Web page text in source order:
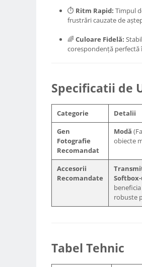
Only One Shoulder - SlingShot
Tocuri si huse protectie aparate
Hamuri si Centuri foto
Hand Strap / Grip
Accesorii genti si trollere
Solid-State Drive (SSD)
Camere video profesionale
Acumulatori camere video
⏱️ Ritm Rapid: Timpul
frustrări cauzate de
🌈Culoare Fidelă:
corespondență perfectă
Specificatii de
Categorie
Detalii
Gen
Fotografie
Recomandat
Modă
obiecte
Accesorii
Recomandate
robuste
Tabel Tehnic